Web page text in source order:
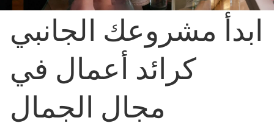
ابدأ مشروعك الجانبي
كرائد أعمال في
مجال الجمال